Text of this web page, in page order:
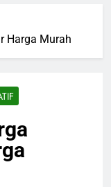
Harga Murah